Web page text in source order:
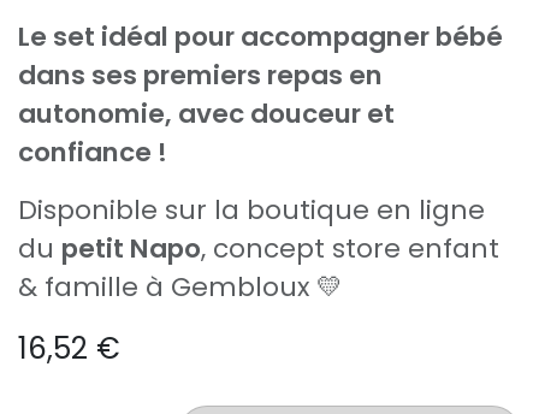
Le set idéal pour accompagner bébé
dans ses premiers repas en
autonomie, avec douceur et
confiance !
Disponible sur la boutique en ligne
du petit Napo, concept store enfant
& famille à Gembloux 💛
16,52 €